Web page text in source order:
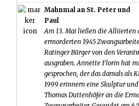
Mahnmal an St. Peter und
Paul
Am 13. Mai ließen die Alliierten
ermorderten 1945
Ratinger Bürger von den
ausgraben. Annette Florin hat
gesprochen, der das damals als
1999 erinnern eine Skulptur
Thomas Duttenhöfer an die